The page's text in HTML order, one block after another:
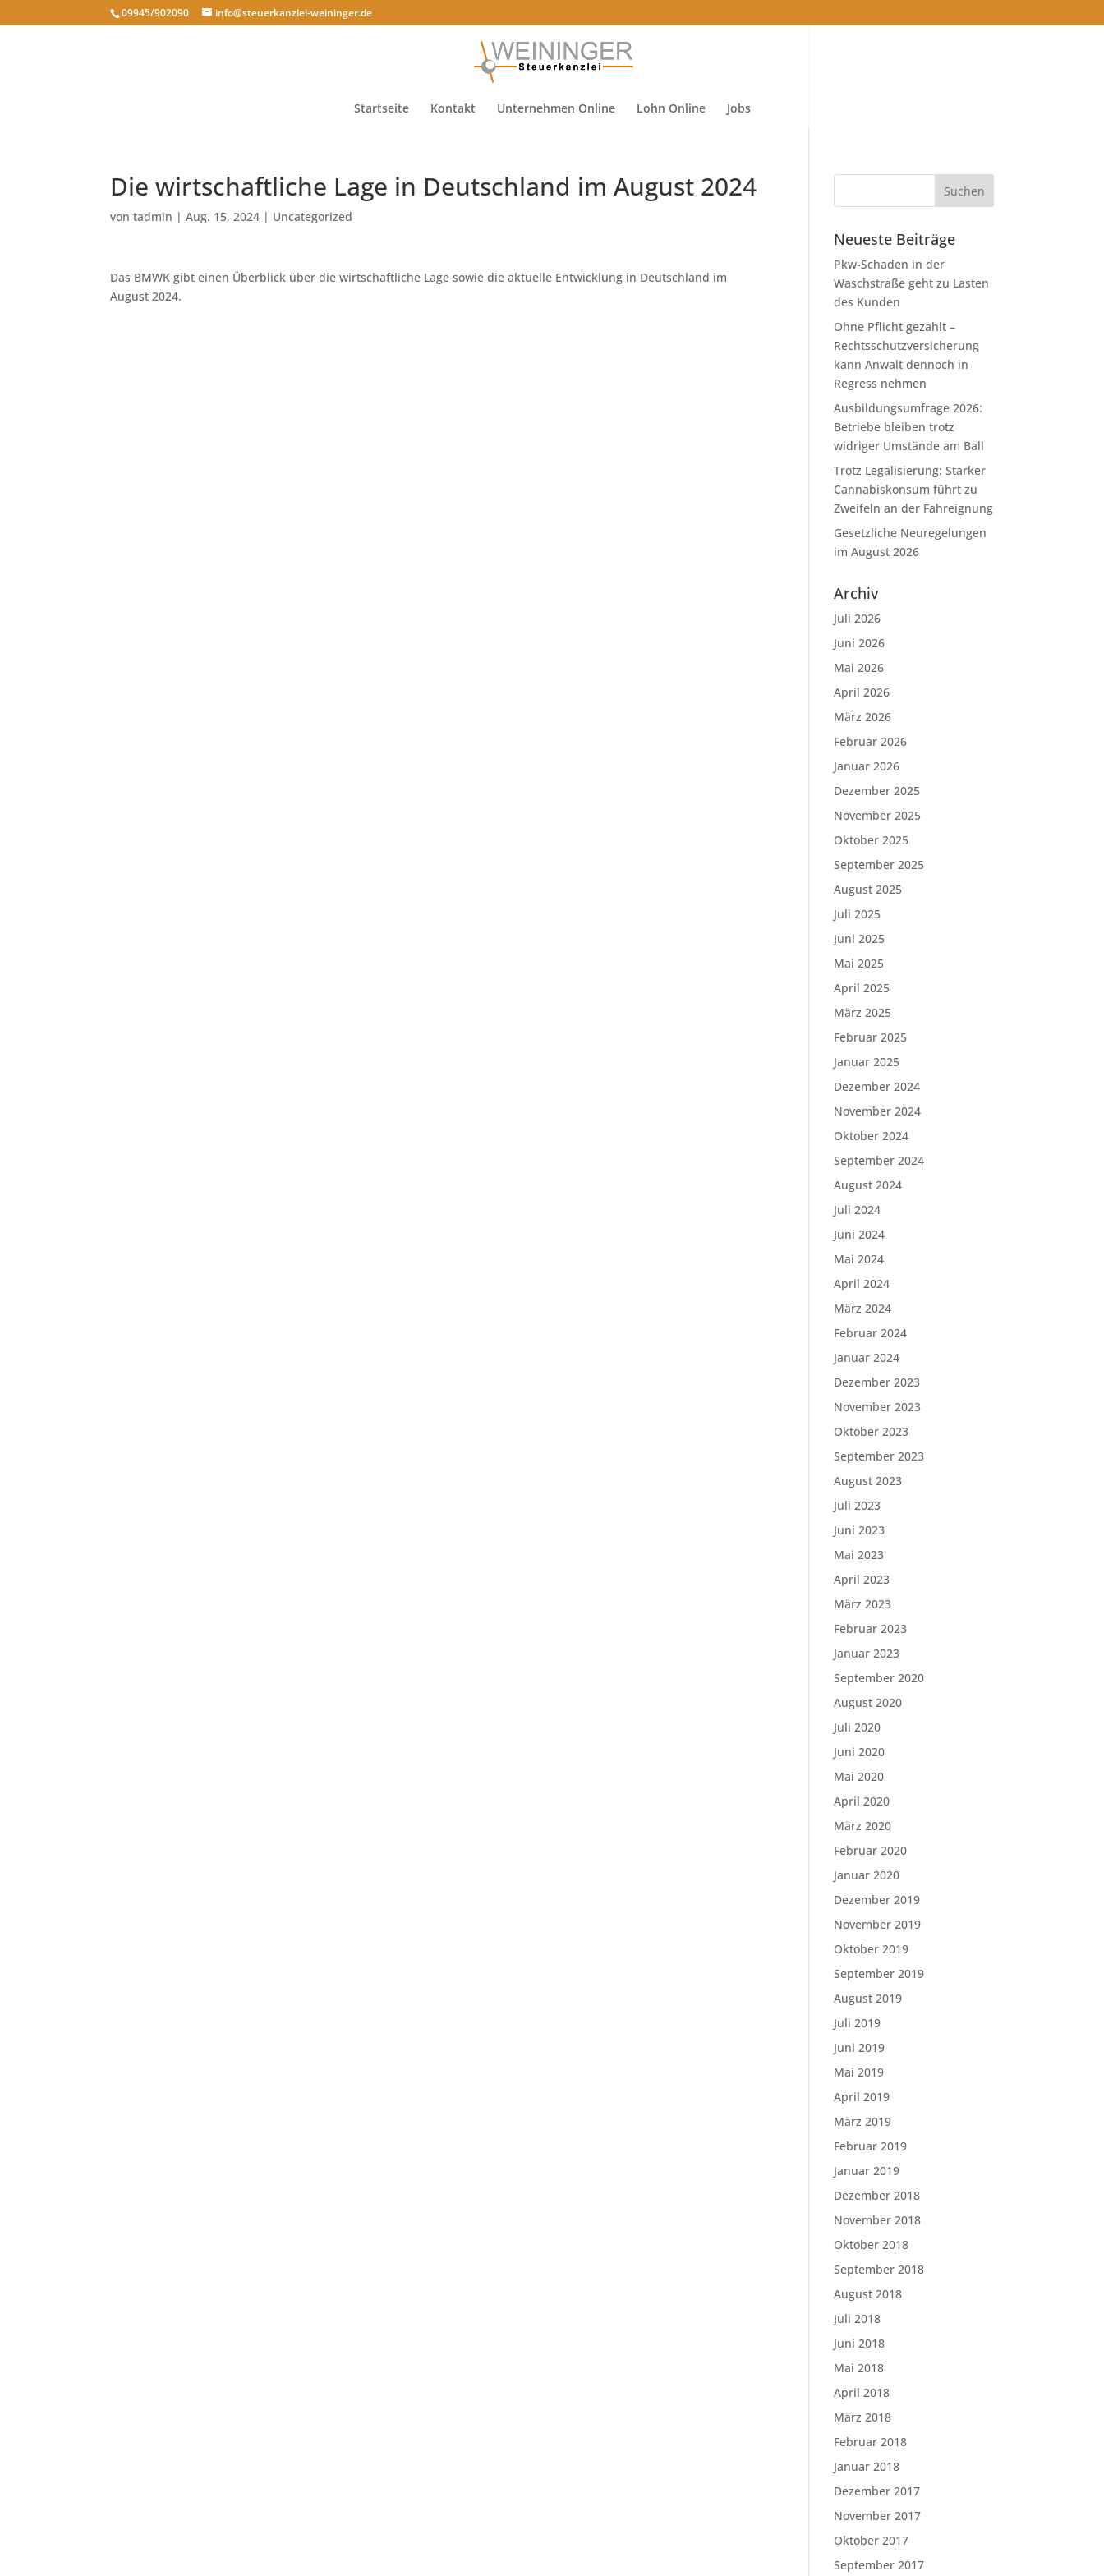
09945/902090 info@steuerkanzlei-weininger.de
Startseite Kontakt Unternehmen Online Lohn Online Jobs
Die wirtschaftliche Lage in Deutschland im August 2024
vontadmin |Aug. 15, 2024 | Uncategorized
Das BMWK gibt einen Überblick über die wirtschaftliche Lage sowie die aktuelle Entwicklung in Deutschland im
August 2024.
Neueste Beiträge
Pkw-Schaden in der
Waschstraße geht zu Lasten
des Kunden
Ohne Pflicht gezahlt –
Rechtsschutzversicherung
kann Anwalt dennoch in
Regress nehmen
Ausbildungsumfrage 2026:
Betriebe bleiben trotz
widriger Umstände am Ball
Trotz Legalisierung: Starker
Cannabiskonsum führt zu
Zweifeln an der Fahreignung
Gesetzliche Neuregelungen
im August 2026
Archiv
Juli 2026
Juni 2026
Mai 2026
April 2026
März 2026
Februar 2026
Januar 2026
Dezember 2025
November 2025
Oktober 2025
September 2025
August 2025
Juli 2025
Juni 2025
Mai 2025
April 2025
März 2025
Februar 2025
Januar 2025
Dezember 2024
November 2024
Oktober 2024
September 2024
August 2024
Juli 2024
Juni 2024
Mai 2024
April 2024
März 2024
Februar 2024
Januar 2024
Dezember 2023
November 2023
Oktober 2023
September 2023
August 2023
Juli 2023
Juni 2023
Mai 2023
April 2023
März 2023
Februar 2023
Januar 2023
September 2020
August 2020
Juli 2020
Juni 2020
Mai 2020
April 2020
März 2020
Februar 2020
Januar 2020
Dezember 2019
November 2019
Oktober 2019
September 2019
August 2019
Juli 2019
Juni 2019
Mai 2019
April 2019
März 2019
Februar 2019
Januar 2019
Dezember 2018
November 2018
Oktober 2018
September 2018
August 2018
Juli 2018
Juni 2018
Mai 2018
April 2018
März 2018
Februar 2018
Januar 2018
Dezember 2017
November 2017
Oktober 2017
September 2017